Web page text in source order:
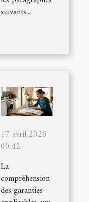
suivants...
17 avril 2026
00:42
La
compréhension
des garanties